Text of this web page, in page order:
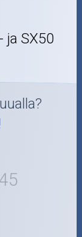
ja SX50